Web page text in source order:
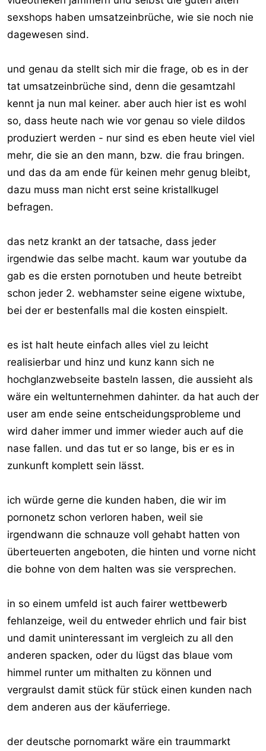
sexshops haben umsatzeinbrüche, wie sie noch nie
dagewesen sind.
und genau da stellt sich mir die frage, ob es in der
tat umsatzeinbrüche sind, denn die gesamtzahl
kennt ja nun mal keiner. aber auch hier ist es wohl
so, dass heute nach wie vor genau so viele dildos
produziert werden - nur sind es eben heute viel viel
mehr, die sie an den mann, bzw. die frau bringen.
und das da am ende für keinen mehr genug bleibt,
dazu muss man nicht erst seine kristallkugel
befragen.
das netz krankt an der tatsache, dass jeder
irgendwie das selbe macht. kaum war youtube da
gab es die ersten pornotuben und heute betreibt
schon jeder 2. webhamster seine eigene wixtube,
bei der er bestenfalls mal die kosten einspielt.
es ist halt heute einfach alles viel zu leicht
realisierbar und hinz und kunz kann sich ne
hochglanzwebseite basteln lassen, die aussieht als
wäre ein weltunternehmen dahinter. da hat auch der
user am ende seine entscheidungsprobleme und
wird daher immer und immer wieder auch auf die
nase fallen. und das tut er so lange, bis er es in
zunkunft komplett sein lässt.
ich würde gerne die kunden haben, die wir im
pornonetz schon verloren haben, weil sie
irgendwann die schnauze voll gehabt hatten von
überteuerten angeboten, die hinten und vorne nicht
die bohne von dem halten was sie versprechen.
in so einem umfeld ist auch fairer wettbewerb
fehlanzeige, weil du entweder ehrlich und fair bist
und damit uninteressant im vergleich zu all den
anderen spacken, oder du lügst das blaue vom
himmel runter um mithalten zu können und
vergraulst damit stück für stück einen kunden nach
dem anderen aus der käuferriege.
der deutsche pornomarkt wäre ein traummarkt